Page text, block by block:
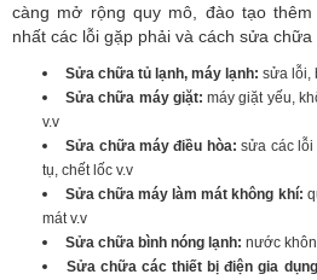
càng mở rộng quy mô, đào tạo
nhất các lỗi gặp phải và cách sửa chữa
Sửa chữa tủ lạnh, máy lạnh: sửa lỗi,
Sửa chữa máy giặt:máy giặt yếu,
v.v
Sửa chữa máy điều hòa: sửa các lỗi
tụ, chết lốc v.v
Sửa chữa máy làm mát không khí:
mát v.v
Sửa chữa bình nóng lạnh: nước
Sửa chữa các thiết bị điện gia